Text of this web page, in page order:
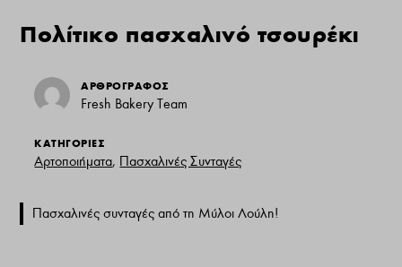
Πολίτικο πασχαλινό τσουρέκι
ΑΡΘΡΟΓΡΑΦΟΣ
Fresh Bakery Team
ΚΑΤΗΓΟΡΙΕΣ
Αρτοποιήματα, Πασχαλινές Συνταγές
Πασχαλινές συνταγές από τη Μύλοι Λούλη!